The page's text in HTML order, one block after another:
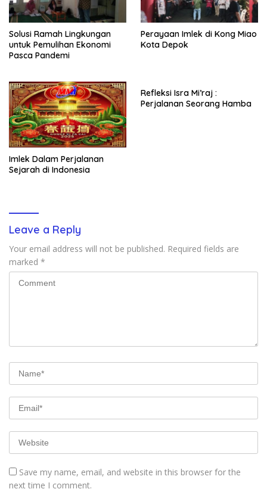
Solusi Ramah Lingkungan
untuk Pemulihan Ekonomi
Pasca Pandemi
Perayaan Imlek di Kong Miao
Kota Depok
Imlek Dalam Perjalanan
Sejarah di Indonesia
Refleksi Isra Mi’raj :
Perjalanan Seorang Hamba
Leave a Reply
Your email address will not be published. Required fields are
marked *
Save my name, email, and website in this browser for the
next time I comment.